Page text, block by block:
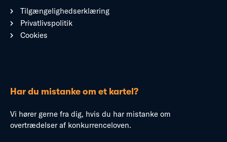
Tilgængelighedserklæring
Privatlivspolitik
Cookies
Har du mistanke om et kartel?
Vi hører gerne fra dig, hvis du har mistanke om
overtrædelser af konkurrenceloven.